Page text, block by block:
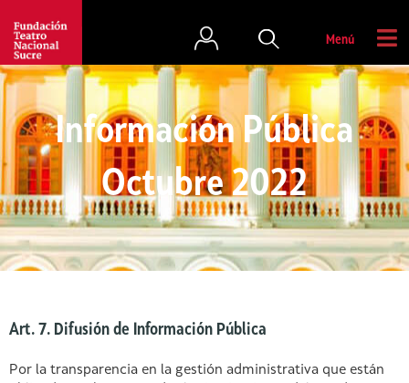
Menú
Información Pública
Octubre 2022
Art. 7. Difusión de Información Pública
Por la transparencia en la gestión administrativa que están